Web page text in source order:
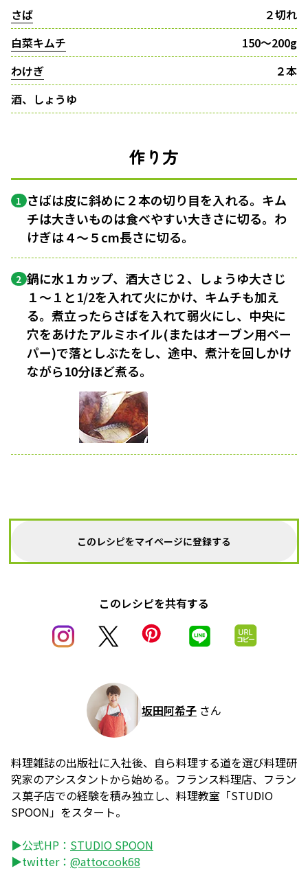
さば
２切れ
白菜キムチ
150〜200g
わけぎ
２本
酒、しょうゆ
作り方
1 さばは皮に斜めに２本の切り目を入れる。キム
チは大きいものは食べやすい大きさに切る。わ
けぎは４〜５cm長さに切る。
2 鍋に水１カップ、酒大さじ２、しょうゆ大さじ
１〜１と1/2を入れて火にかけ、キムチも加え
る。煮立ったらさばを入れて弱火にし、中央に
穴をあけたアルミホイル(またはオーブン用ペー
パー)で落としぶたをし、途中、煮汁を回しかけ
ながら10分ほど煮る。
このレシピをマイページに登録する
このレシピを共有する
坂田阿希子 さん
料理雑誌の出版社に入社後、自ら料理する道を選び料理研
究家のアシスタントから始める。フランス料理店、フラン
ス菓子店での経験を積み独立し、料理教室「STUDIO
SPOON」をスタート。
▶公式HP： STUDIO SPOON
▶twitter： @attocook68